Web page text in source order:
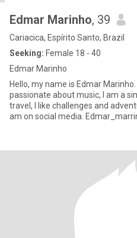
Edmar Marinho, 39
Cariacica, Espírito Santo, Brazil
Seeking: Female 18 - 40
Edmar Marinho
Hello, my name is Edmar
passionate about music, I am a
travel, I like challenges and
am on social media.